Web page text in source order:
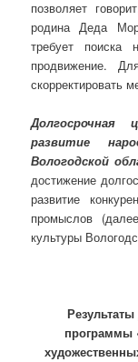
позволяет
родина Деда
требует поиска
продвижение.
скорректировать
Долгосрочная
развитие
Вологодской
достижение
развитие
промыслов
культуры
программы